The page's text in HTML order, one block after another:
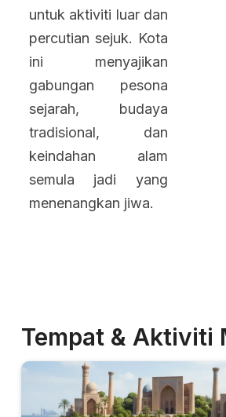
untuk aktiviti luar dan
percutian sejuk. Kota
ini menyajikan
gabungan pesona
sejarah, budaya
tradisional, dan
keindahan alam
semula jadi yang
menenangkan jiwa.
Tempat & Aktiviti